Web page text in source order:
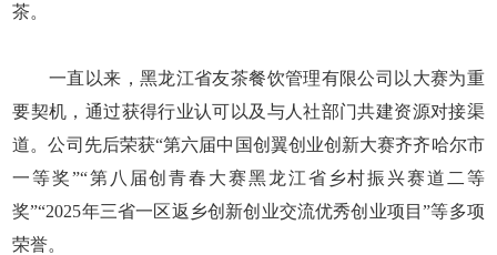
茶。
一直以来，黑龙江省友茶餐饮管理有限公司以大赛为重
要契机，通过获得行业认可以及与人社部门共建资源对接渠
道。公司先后荣获“第六届中国创翼创业创新大赛齐齐哈尔市
一等奖”“第八届创青春大赛黑龙江省乡村振兴赛道二等
奖”“2025年三省一区返乡创新创业交流优秀创业项目”等多项
荣誉。